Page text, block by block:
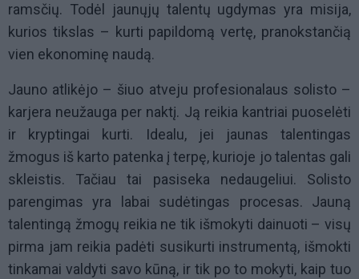
ramsčių. Todėl jaunųjų talentų ugdymas yra misija,
kurios tikslas – kurti papildomą vertę, pranokstančią
vien ekonominę naudą.
Jauno atlikėjo – šiuo atveju profesionalaus solisto –
karjera neužauga per naktį. Ją reikia kantriai puoselėti
ir kryptingai kurti. Idealu, jei jaunas talentingas
žmogus iš karto patenka į terpę, kurioje jo talentas gali
skleistis. Tačiau tai pasiseka nedaugeliui. Solisto
parengimas yra labai sudėtingas procesas. Jauną
talentingą žmogų reikia ne tik išmokyti dainuoti – visų
pirma jam reikia padėti susikurti instrumentą, išmokti
tinkamai valdyti savo kūną, ir tik po to mokyti, kaip tuo